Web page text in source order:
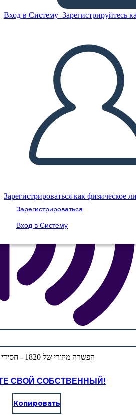
Вход в Систему Зарегистрируйтесь
Зарегистрироваться как физическое
Зарегистрироваться
Вход в Систему
эту раскадровку
РАСКАДРОВКУ
СЛАЙД-ШОУ
ПОЧИТАЙ МНЕ
СВОЙ СОБСТВЕННЫЙ!
Копировать